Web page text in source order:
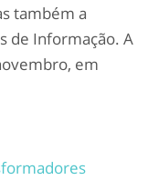
também a
de Informação. A
em